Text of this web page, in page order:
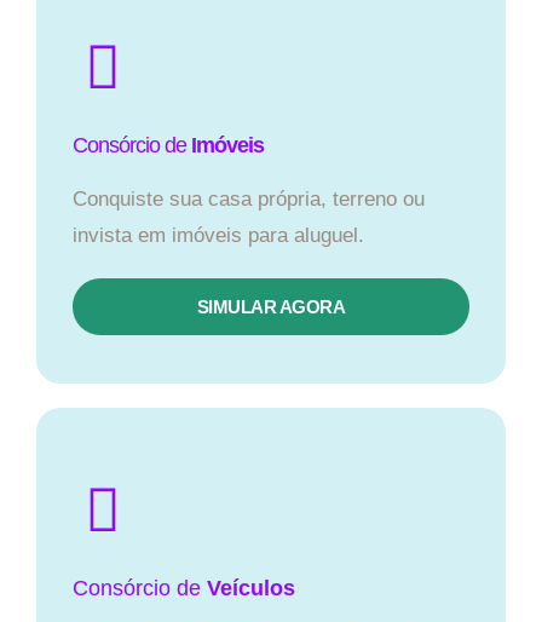
Consórcio de Imóveis
Conquiste sua casa própria, terreno ou
invista em imóveis para aluguel.
SIMULAR AGORA​
Consórcio de Veículos